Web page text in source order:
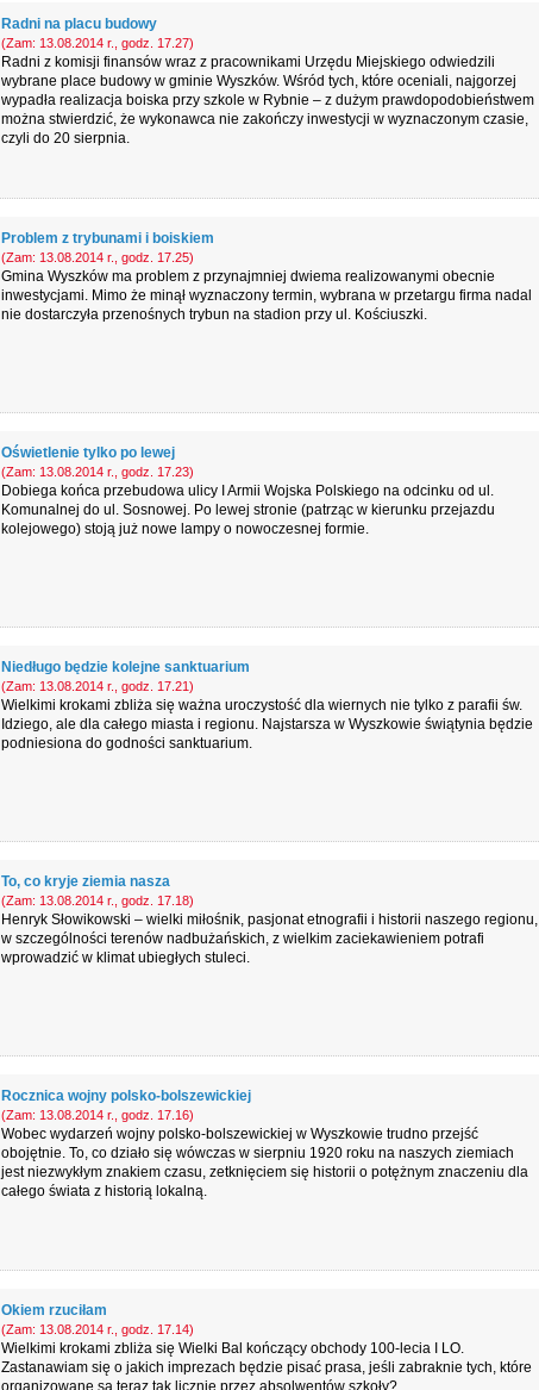
Radni na placu budowy
(Zam: 13.08.2014 r., godz. 17.27)
Radni z komisji finansów wraz z pracownikami Urzędu Miejskiego odwiedzili
wybrane place budowy w gminie Wyszków. Wśród tych, które oceniali, najgorzej
wypadła realizacja boiska przy szkole w Rybnie – z dużym prawdopodobieństwem
można stwierdzić, że wykonawca nie zakończy inwestycji w wyznaczonym czasie,
czyli do 20 sierpnia.
Problem z trybunami i boiskiem
(Zam: 13.08.2014 r., godz. 17.25)
Gmina Wyszków ma problem z przynajmniej dwiema realizowanymi obecnie
inwestycjami. Mimo że minął wyznaczony termin, wybrana w przetargu firma nadal
nie dostarczyła przenośnych trybun na stadion przy ul. Kościuszki.
Oświetlenie tylko po lewej
(Zam: 13.08.2014 r., godz. 17.23)
Dobiega końca przebudowa ulicy I Armii Wojska Polskiego na odcinku od ul.
Komunalnej do ul. Sosnowej. Po lewej stronie (patrząc w kierunku przejazdu
kolejowego) stoją już nowe lampy o nowoczesnej formie.
Niedługo będzie kolejne sanktuarium
(Zam: 13.08.2014 r., godz. 17.21)
Wielkimi krokami zbliża się ważna uroczystość dla wiernych nie tylko z parafii św.
Idziego, ale dla całego miasta i regionu. Najstarsza w Wyszkowie świątynia będzie
podniesiona do godności sanktuarium.
To, co kryje ziemia nasza
(Zam: 13.08.2014 r., godz. 17.18)
Henryk Słowikowski – wielki miłośnik, pasjonat etnografii i historii naszego regionu,
w szczególności terenów nadbużańskich, z wielkim zaciekawieniem potrafi
wprowadzić w klimat ubiegłych stuleci.
Rocznica wojny polsko-bolszewickiej
(Zam: 13.08.2014 r., godz. 17.16)
Wobec wydarzeń wojny polsko-bolszewickiej w Wyszkowie trudno przejść
obojętnie. To, co działo się wówczas w sierpniu 1920 roku na naszych ziemiach
jest niezwykłym znakiem czasu, zetknięciem się historii o potężnym znaczeniu dla
całego świata z historią lokalną.
Okiem rzuciłam
(Zam: 13.08.2014 r., godz. 17.14)
Wielkimi krokami zbliża się Wielki Bal kończący obchody 100-lecia I LO.
Zastanawiam się o jakich imprezach będzie pisać prasa, jeśli zabraknie tych, które
organizowane są teraz tak licznie przez absolwentów szkoły?